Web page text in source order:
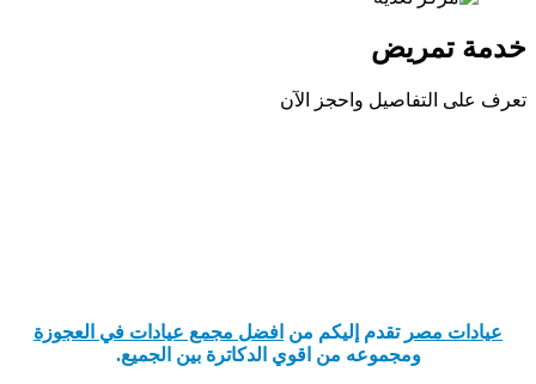
خدمة تمريض
تعرف على التفاصيل واحجز الآن
عيادات مصر تقدم إليكم من افضل مجمع عيادات في العجوزة
ومجموعه من اقوي الدكاترة بين الجميع.